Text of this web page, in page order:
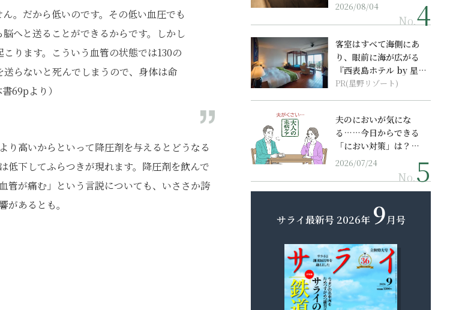
。だから低いのです。その低い血圧でも
へと送ることができるからです。しかし
ります。こういう血管の状態では130の
らないと死んでしまうので、身体は命
69pより）
り高いからといって降圧剤を与えるとどうなる
低下してふらつきが現れます。降圧剤を飲んで
管が痛む」という言説についても、いささか誇
あるとも。
2026/08/04
No.
客室はすべて海側にあ
り、眼前に海が広がる
『西表島ホテル by 星野
リゾート』
PR(星野リゾート)
夫のにおいが気にな
る……今日からできる
「におい対策」は？…
2026/07/24
No.
サライ最新号 2026年 9月号